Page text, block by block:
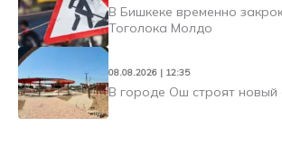
В Бишкеке временно
Тоголока Молдо
08.08.2026 | 12:35
В городе Ош строят новый